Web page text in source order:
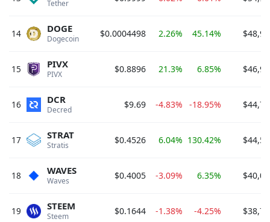
Tether
14 Dogecoin
DOGE $0.0004498 2.26% 45.14%
15 PIVX
PIVX $0.8896 21.3% 6.85%
16 Decred
DCR $9.69 -4.83% -18.95%
17 Stratis
STRAT $0.4526 6.04% 130.42%
18 Waves
WAVES $0.4005 -3.09% 6.35%
19 Steem
STEEM $0.1644 -1.38% -4.25%